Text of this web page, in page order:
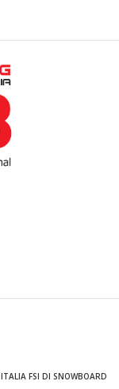
FSI DI SNOWBOARD